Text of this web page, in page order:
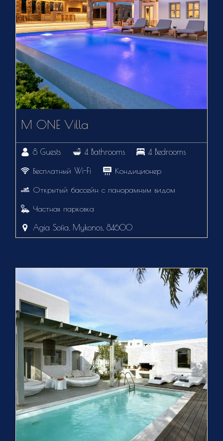
M ONE Villa
8 Guests 4 Bathrooms 4 Bedrooms
Бесплатный Wi-Fi Кондиционер
Открытый бассейн с панорамным видом
Частная парковка
Agia Sofia, Mykonos, 84600